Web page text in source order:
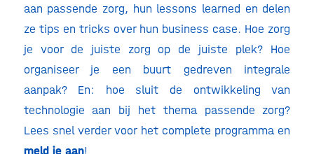
aan passende zorg, hun lessons learned en delen
ze tips en tricks over hun business case. Hoe zorg
je voor de juiste zorg op de juiste plek? Hoe
organiseer je een buurt gedreven integrale
aanpak? En: hoe sluit de ontwikkeling van
technologie aan bij het thema passende zorg?
Lees snel verder voor het complete programma en
meld je aan!